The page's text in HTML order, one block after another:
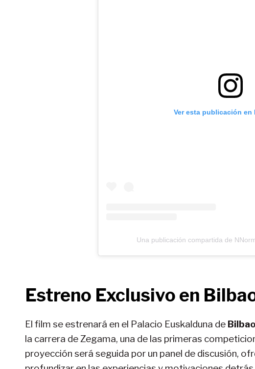
Ver esta publicación en
Una publicación compartida de
Estreno Exclusivo en
El film se estrenará en el Palacio Euskalduna de
la carrera de Zegama, una de las primeras
proyección será seguida por un panel de discusión,